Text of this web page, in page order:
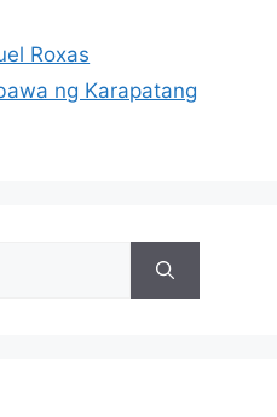
Roxas
ng Karapatang